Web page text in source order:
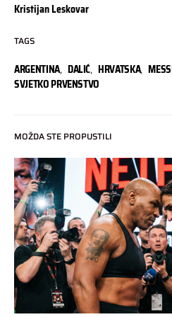
Kristijan Leskovar
TAGS
ARGENTINA, DALIĆ, HRVATSKA,
SVJETKO PRVENSTVO
MOŽDA STE PROPUSTILI